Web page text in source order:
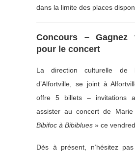
dans la limite des places
Concours – Gagnez
pour le concert
La direction culturelle de
d’Alfortville, se joint à
offre 5 billets – invitations
assister au concert de
Bibifoc à Bibiblues » ce
Dès à présent, n’hésitez